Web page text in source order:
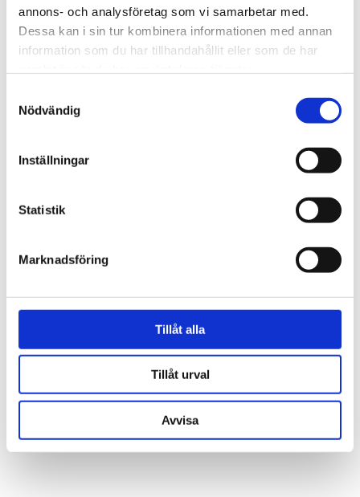
annons- och analysföretag som vi samarbetar med.
Dessa kan i sin tur kombinera informationen med annan
information som du har tillhandahållit eller som de har
Nödvändig
Inställningar
Statistik
Marknadsföring
Tillåt alla
Tillåt urval
Avvisa
Roloc rondellhållare, 38 mm
50038
Lägg till
Lägg till
Ljuddämparslangsats typ A
Nippel med utvändig gänga R 1/4"
Beskrivning
Om varumärket
Filer